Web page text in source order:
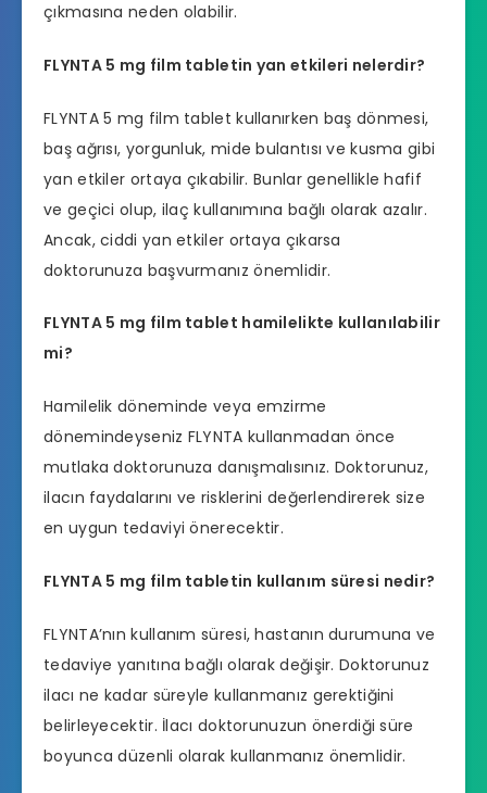
çıkmasına neden olabilir.
FLYNTA 5 mg film tabletin yan etkileri nelerdir?
FLYNTA 5 mg film tablet kullanırken baş dönmesi,
baş ağrısı, yorgunluk, mide bulantısı ve kusma gibi
yan etkiler ortaya çıkabilir. Bunlar genellikle hafif
ve geçici olup, ilaç kullanımına bağlı olarak azalır.
Ancak, ciddi yan etkiler ortaya çıkarsa
doktorunuza başvurmanız önemlidir.
FLYNTA 5 mg film tablet hamilelikte kullanılabilir
mi?
Hamilelik döneminde veya emzirme
dönemindeyseniz FLYNTA kullanmadan önce
mutlaka doktorunuza danışmalısınız. Doktorunuz,
ilacın faydalarını ve risklerini değerlendirerek size
en uygun tedaviyi önerecektir.
FLYNTA 5 mg film tabletin kullanım süresi nedir?
FLYNTA’nın kullanım süresi, hastanın durumuna ve
tedaviye yanıtına bağlı olarak değişir. Doktorunuz
ilacı ne kadar süreyle kullanmanız gerektiğini
belirleyecektir. İlacı doktorunuzun önerdiği süre
boyunca düzenli olarak kullanmanız önemlidir.